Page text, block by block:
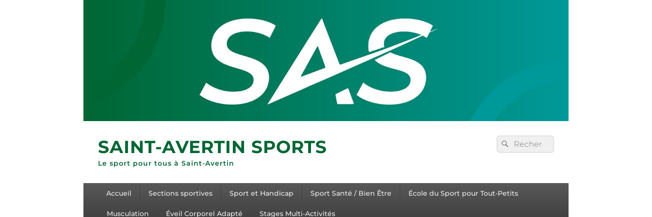
SAINT-AVERTIN SPORTS
Le sport pour tous à Saint-Avertin
Recherche :
Rechercher
principal
Accueil Sections sportives Sport et Handicap Sport Santé / Bien Être École du Sport pour Tout-Petits
Musculation Éveil Corporel Adapté Stages Multi-Activités